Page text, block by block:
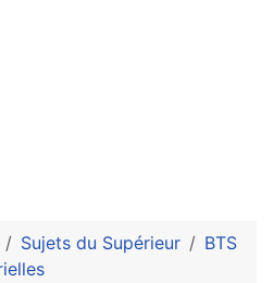
Sujets du Supérieur
BTS